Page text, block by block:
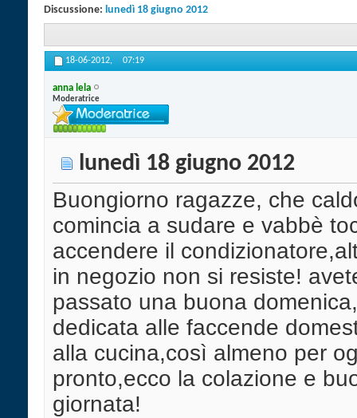
Discussione: lunedì 18 giugno 2012
18-06-2012, 07:19
anna lela
Moderatrice
lunedì 18 giugno 2012
Buongiorno ragazze, che
comincia a sudare e vabbè
accendere il
in negozio non si resiste!
passato una buona
dedicata alle faccende
alla cucina,così almeno per
pronto,ecco la colazione e
giornata!